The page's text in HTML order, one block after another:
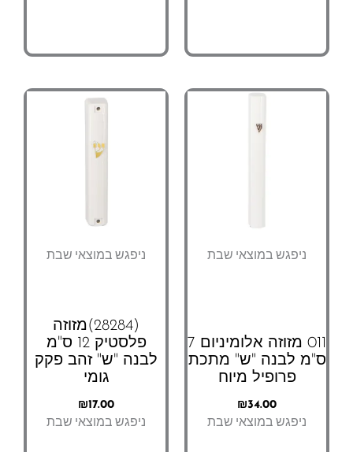
ניפגש במוצאי שבת
011 מזוזה אלומיניום 7
לבנה "ש" מתכת
פרופיל מיוח
₪
ניפגש במוצאי שבת
ניפגש במוצאי שבת
(28284)מזוזה
פלסטיק 12 ס"מ
לבנה "ש" זהב פקק
ניפגש במוצאי שבת